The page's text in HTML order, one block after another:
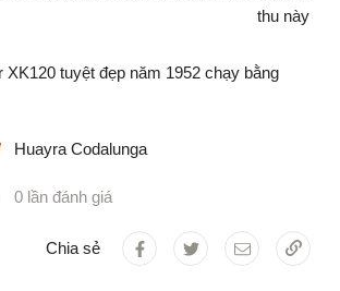
thu này
XK120 tuyệt đẹp năm 1952 chạy bằng
Huayra Codalunga
0 lần đánh giá
Chia sẻ